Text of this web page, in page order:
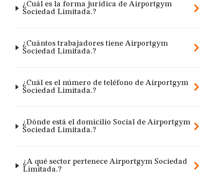
¿Cuál es la forma jurídica de Airportgym
Sociedad Limitada.?
¿Cuántos trabajadores tiene Airportgym
Sociedad Limitada.?
¿Cuál es el número de teléfono de Airportgym
Sociedad Limitada.?
¿Dónde está el domicilio Social de Airportgym
Sociedad Limitada.?
¿A qué sector pertenece Airportgym Sociedad
Limitada.?